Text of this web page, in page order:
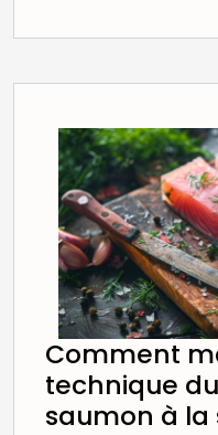
Comment
technique
saumon à